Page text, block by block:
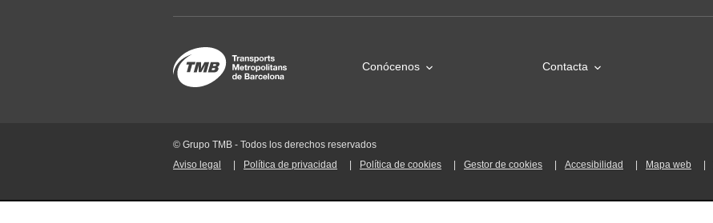
Conócenos Contacta
© Grupo TMB - Todos los derechos reservados
Aviso legal
Política de privacidad Política de cookies Gestor de cookies Accesibilidad Mapa web